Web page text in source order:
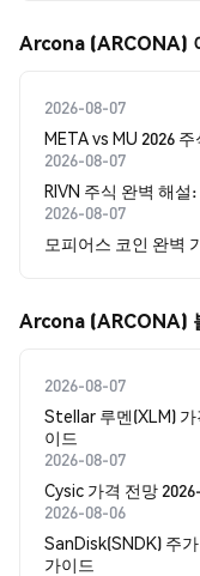
Arcona (ARCONA)
2026-08-07
META vs MU 2026
2026-08-07
RIVN 주식 완벽 해
2026-08-07
모피어스 코인 완벽
Arcona (ARCONA)
2026-08-07
Stellar 루멘(XLM) 가
이드
2026-08-07
Cysic 가격 전망
2026-08-06
SanDisk(SNDK) 주
가이드